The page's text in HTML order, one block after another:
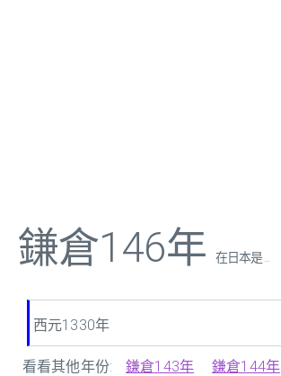
鎌倉146年 在日本是 ...
西元1330年
看看其他年份: 鎌倉143年 鎌倉144年